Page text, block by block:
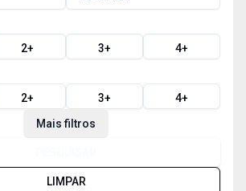
2+ 3+ 4+
2+ 3+ 4+
Mais filtros
LIMPAR